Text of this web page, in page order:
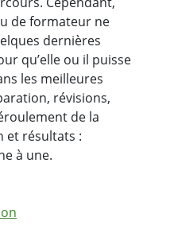
de formateur ne
dernières
qu’elle ou il puisse
les meilleures
révisions,
de la
et résultats :
à une.